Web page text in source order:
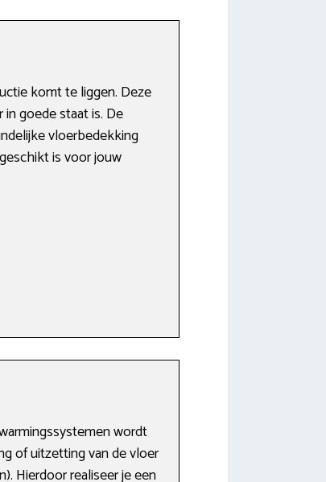
komt te liggen. Deze
goede staat is. De
vloerbedekking
is voor jouw
wordt
of uitzetting van de vloer
Hierdoor realiseer je een